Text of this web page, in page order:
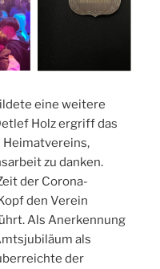
eine weitere
Holz ergriff das
Heimatvereins,
zu danken.
der Corona-
den Verein
Als Anerkennung
als
der